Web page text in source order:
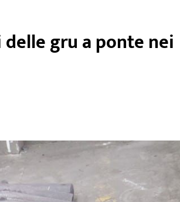
gru a ponte nei